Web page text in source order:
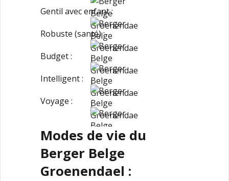
Gentil avec enfant :
Robuste (santé) :
Budget :
Intelligent :
Voyage :
Modes de vie du
Berger Belge
Groenendael :